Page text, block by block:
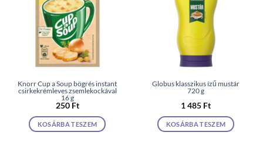
Knorr Cup a Soup bögrés instant
csirkekrémleves zsemlekockával
16 g
250 Ft
KOSÁRBA TESZEM
Globus klasszikus ízű mustár
720 g
1 485 Ft
KOSÁRBA TESZEM